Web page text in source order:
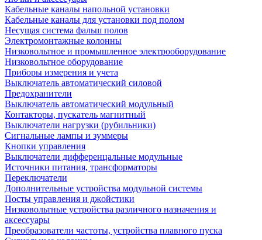
Кабельные каналы напольной установки
Кабельные каналы для установки под полом
Несущая система фальш полов
Электромонтажные колонны
Низковольтное и промышленное электрооборудование
Низковольтное оборудование
Приборы измерения и учета
Выключатель автоматический силовой
Предохранители
Выключатель автоматический модульный
Контакторы, пускатель магнитный
Выключатели нагрузки (рубильники)
Сигнальные лампы и зуммеры
Кнопки управления
Выключатели дифференцальные модульные
Источники питания, трансформаторы
Переключатели
Дополнительные устройства модульной системы
Посты управления и джойстики
Низковольтные устройства различного назначения и
аксессуары
Преобразователи частоты, устройства плавного пуска